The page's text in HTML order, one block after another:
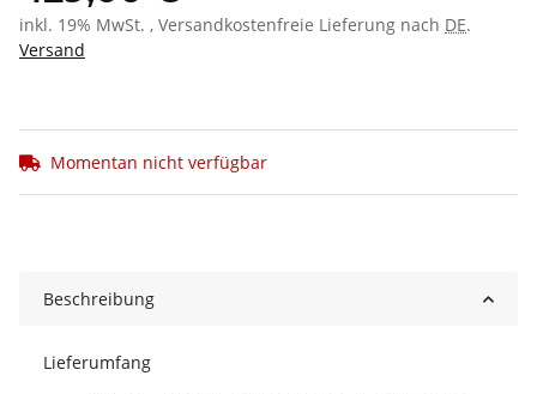
inkl. 19% MwSt. , Versandkostenfreie Lieferung nach DE.
Versand
Momentan nicht verfügbar
Beschreibung
Lieferumfang